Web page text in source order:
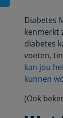
Diabetes
kenmerkt
diabetes
voeten,
kan jou
kunnen
(Ook